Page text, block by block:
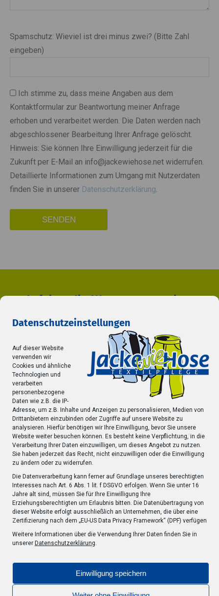
Datenschutzeinstellungen
Auf dieser Website
verwenden wir
Cookies und ähnliche
Technologien und
verarbeiten
personenbezogene
Daten wie z.B. die IP-
Adresse, um z.B. Inhalte und Anzeigen zu personalisieren, Medien von
Drittanbietern einzubinden oder Zugriffe auf unsere Website zu
analysieren. Hierfür benötigen wir Ihre Einwilligung, bevor Sie unsere
Website weiter besuchen können. Es besteht keine Verpflichtung, in die
Verarbeitung Ihrer Daten einzuwilligen, um dieses Angebot zu nutzen.
Sie haben jederzeit das Recht, nicht einzuwilligen oder die Einwilligung
zu ändern oder zu widerrufen.
Die Datenverarbeitung kann ferner auf Grundlage unseres berechtigten
Interesses nach Art. 6 Abs. 1 lit. f DSGVO erfolgen. Wenn Sie unter 16
Jahre alt sind, müssen Sie für Ihre Einwilligung Ihre
Erziehungsberechtigten um Erlaubnis bitten. Die Datenübertragung von
dieser Website erfolgt ausschließlich an Unternehmen, die über eine
Zertifizierung nach dem „EU-US Data Privacy Framework“ (DPF) verfügen
Weitere Informationen über die Verwendung Ihrer Daten finden Sie in
unserer Datenschutzerklärung.
Einwilligung speichern
lasse
dieses
lasse
dieses
lasse
dieses
lasse
dieses
Spamschutz: Wieviel ist drei minus zwei? (Bitte Zahl
eingeben)
Ich stimme zu, dass meine Angaben aus dem
Kontaktformular zur Beantwortung meiner Anfrage
erhoben und verarbeitet werden. Die Daten werden nach
abgeschlossener Bearbeitung Ihrer Anfrage gelöscht.
Hinweis: Sie können Ihre Einwilligung jederzeit für die
Zukunft per E-Mail an info@jackewiehose.net widerrufen.
Detaillierte Informationen zum Umgang mit Nutzerdaten
finden Sie in unserer Datenschutzerklärung
Anfahrt - Ihr Weg zu uns nach
Klicke hier, um Marketing-Cookies zu
akzeptieren und diesen Inhalt zu aktivieren
Jacke wie Hose | Ludwig-Jahn-Str. 60 | 73760 Ostfildern-Nellingen |